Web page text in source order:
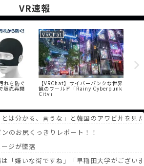
VR速報
れを防ぐ
販売再開
VRChat
【VRChat】サイバーパンクな世界
観のワールド「Rainy Cyberpunk
City」
とは分かる、言うな」と韓国のアワビ丼を
のお尻くっきりレポート！！
ジが墜落
「嫌いな街ですね」「早稲田大学がござい